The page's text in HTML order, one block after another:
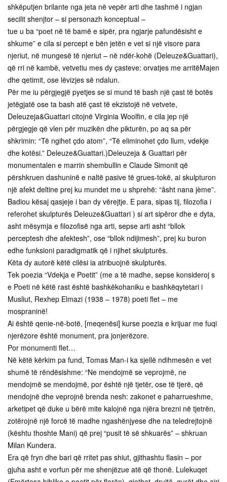
shkëputjen brilante nga jeta në vepër arti dhe tashmë i ngjan
secilit shenjtor – si personazh konceptual –
tue u ba “poet në të bamë e sipër, pra ngjarje pafundësisht e
shkume” e cila si percept e bën jetën e vet si një visore para
njeriut, në mungesë të njeriut – në ndër-kohë (Deleuze&Guattari),
që rri në kambë, vetvetiu mes dy çasteve: orvatjes me arritëMajen
dhe qetimit, ose lëvizjes së ndalun.
Për me iu përgjegjë pyetjes se si mund të bash një çast të botës
jetëgjatë ose ta bash atë çast të ekzistojë në vetvete,
Deleuzeja&Guattari citojnë Virginia Woolfin, e cila jep një
përgjegje që vlen për muzikën dhe pikturën, po aq sa për
shkrimin: “Të ngihet çdo atom”, “Të eliminohet çdo llum, vdekje
dhe kotësi.” Deleuze&Guattari.)Deleuzeja & Guattari për
monumentalen e marrin shembullin e Claude Simonit që
përshkruen dashuninë e naltë pasive të grues-tokë, ai skulpturon
një afekt deltine prej ku mundet me u shprehë: “âsht nana jème”.
Badiou kësaj qasjeje i ban dy vërejtje. E para, sipas tij, filozofia i
referohet skulpturës Deleuze&Guattari ) si art sipëror dhe e dyta,
asht mësymja e filozofisë nga arti, sepse arti asht “bllok
perceptesh dhe afektesh”, ose “bllok ndijimesh”, prej ku buron
edhe funksioni paradigmatik që i njihet skulpturës.
Këta dy autorë këtë cilësi ia atribuojnë skulpturës.
Tek poezia “Vdekja e Poetit” (me a të madhe, sepse konsideroj s
e Poeti në këtë rast është bashkëkohaniku e bashkëqytetari i
Musliut, Rexhep Elmazi (1938 – 1978) poeti flet – me
mospraninë!
Ai është qenie-në-botë, [meqenësi] kurse poezia e krijuar me fuqi
njerëzore është monument, pra jonjerëzore.
Por monumenti flet…
Në këtë kërkim pa fund, Tomas Man-i ka sjellë ndihmesën e vet
shumë të rëndësishme: “Ne mendojmë se veprojmë, ne
mendojmë se mendojmë, por është një tjetër, ose të tjerë, që
mendojnë dhe veprojnë brenda nesh: zakonet e paharrueshme,
arketipet që duke u bërë mite kalojnë nga njëra brezni në tjetrën,
zotërojnë një forcë të madhe ngashënjyese dhe na teledrejtojnë
(kështu thoshte Mani) që prej “pusit të së shkuarës” – shkruan
Milan Kundera.
Era që fryn dhe bari që rritet pas shiut, gjithashtu flasin – por
gjuha asht e vorfun për me shenjëzue atë që thonë. Lulekuqet